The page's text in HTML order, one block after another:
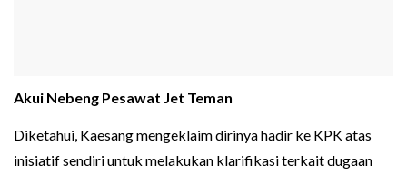
Akui Nebeng Pesawat Jet Teman
Diketahui, Kaesang mengeklaim dirinya hadir ke KPK atas
inisiatif sendiri untuk melakukan klarifikasi terkait dugaan